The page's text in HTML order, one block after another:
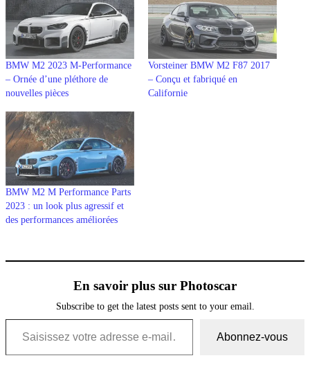
BMW M2 2023 M-Performance
– Ornée d’une pléthore de
nouvelles pièces
Vorsteiner BMW M2 F87 2017
– Conçu et fabriqué en
Californie
BMW M2 M Performance Parts
2023 : un look plus agressif et
des performances améliorées
En savoir plus sur Photoscar
Subscribe to get the latest posts sent to your email.
Saisissez votre adresse e-mail…
Abonnez-vous